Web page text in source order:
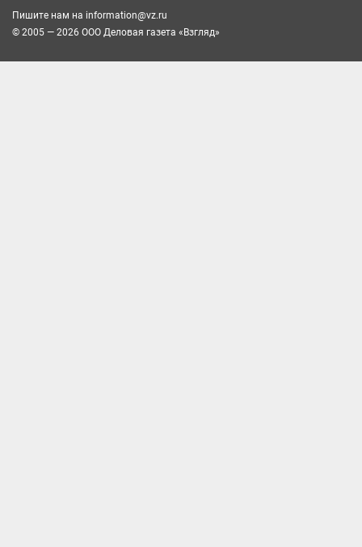
Пишите нам на information@vz.ru
© 2005 — 2026 ООО Деловая газета «Взгляд»